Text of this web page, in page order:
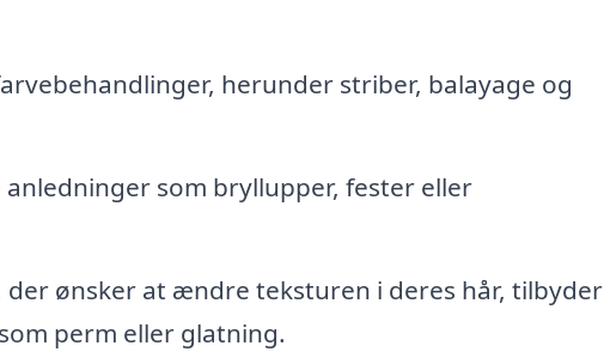
herunder striber, balayage og
som bryllupper, fester eller
der ønsker at ændre teksturen i deres hår, tilbyder
perm eller glatning.